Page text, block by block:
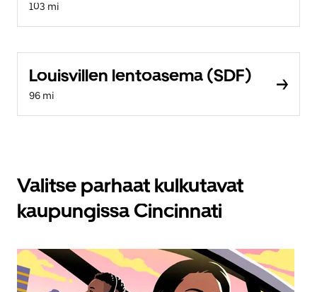
103 mi
Louisvillen lentoasema (SDF)
96 mi
Valitse parhaat kulkutavat
kaupungissa Cincinnati